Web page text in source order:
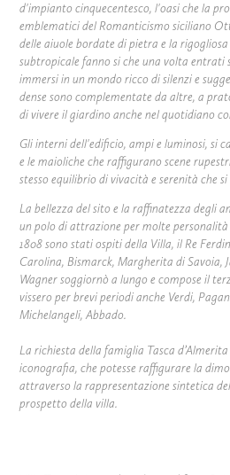
d'impianto cinquecentesco, l'oasi che la
emblematici del Romanticismo siciliano
delle aiuole bordate di pietra e la
subtropicale fanno si che una volta entrati
immersi in un mondo ricco di silenzi e
dense sono complementate da altre, a
di vivere il giardino anche nel quotidiano
Gli interni dell'edificio, ampi e luminosi, si
e le maioliche che raffigurano scene
stesso equilibrio di vivacità e serenità che
La bellezza del sito e la raffinatezza degli
un polo di attrazione per molte
1808 sono stati ospiti della Villa, il Re
Carolina, Bismarck, Margherita di Savoia,
Wagner soggiornò a lungo e compose il
vissero per brevi periodi anche Verdi,
Michelangeli, Abbado.
La richiesta della famiglia Tasca
iconografia, che potesse raffigurare la
attraverso la rappresentazione sintetica
prospetto della villa.